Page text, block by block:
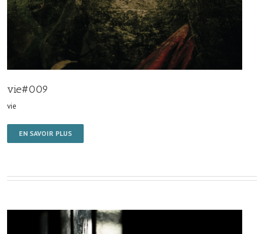
vie#009
vie
EN SAVOIR PLUS